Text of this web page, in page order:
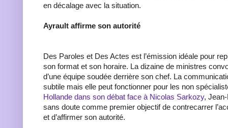
en décalage avec la situation.
Ayrault affirme son autorité
Des Paroles et Des Actes est l’émission idéale pour
son format et son horaire. La dizaine de ministres
d’une équipe soudée derrière son chef. La
subtile mais elle peut fonctionner pour les non
Hollande dans son débat face à Nicolas Sarkozy,
sans doute comme premier objectif de contrecarrer
et d’affirmer son autorité.